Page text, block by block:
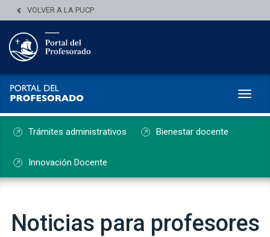
VOLVER A LA PUCP
Trámites administrativos Bienestar docente
Innovación Docente
Noticias para profesores